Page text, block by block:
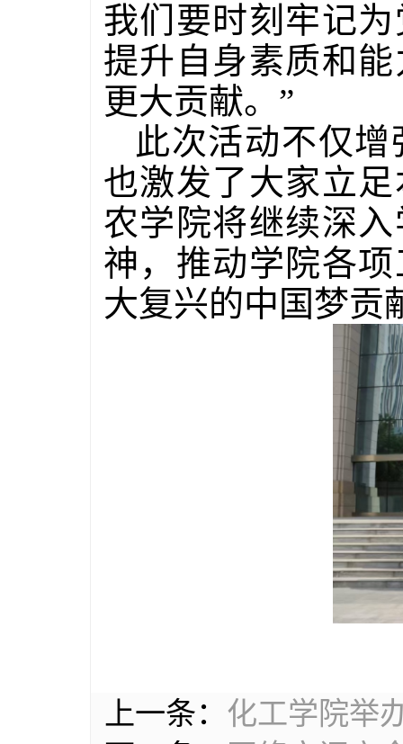
我们要时刻牢记
提升自身素质和
更大贡献。”
此次活动不仅
也激发了大家立
农学院将继续深
神，推动学院各
大复兴的中国梦贡
上一条： 化工学院举